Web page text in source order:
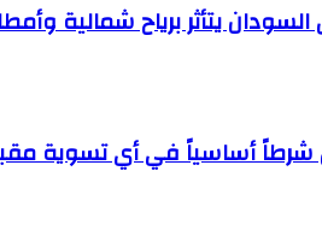
يتأثر برياح شمالية
شرطاً أساسياً في أي تسوية